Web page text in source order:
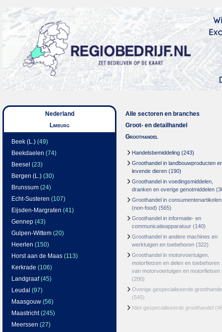
Nederland
Limburg
Beek (L.) (49)
Beekdaelen (74)
Beesel (23)
Bergen (L.) (30)
Brunssum (24)
Echt-Susteren (107)
Eijsden-Margraten (41)
Gennep (43)
Gulpen-Wittem (20)
Heerlen (150)
Horst aan de Maas (113)
Kerkrade (106)
Landgraaf(45)
Leudal (97)
Maasgouw (56)
Maastricht(245)
Meerssen (27)
Alle sectoren en branches
Groot- en detailhandel
Groothandel
Handelsbemiddeling (243)
Groothandel in landbouwproducten
levende dieren (190)
Groothandel in voedingsmiddelen,
dranken en overige genotmiddelen
Groothandel in consumentenartikelen
(non-food) (565)
Groothandel in informatie- en
communicatieapparatuur (140)
Groothandel in andere machines en
werktuigen en toebehoren (322)
Groothandel in motorvoertuigen,
motorfietsen en delen en toebehoren
van motorvoertuigen en motorfietsen
(200)
Overige gespecialiseerde
(545)
Niet-gespecialiseerde groothandel